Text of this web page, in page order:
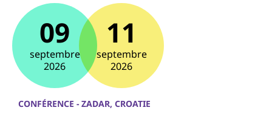
09
septembre
2026
11
septembre
2026
CONFÉRENCE - ZADAR, CROATIE